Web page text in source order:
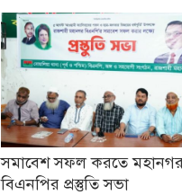
সমাবেশ সফল করতে
বিএনপির প্রস্তুতি সভা